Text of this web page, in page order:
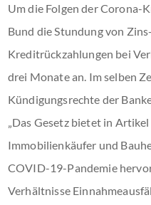
Um die Folgen der Corona-
Bund die Stundung von
Kreditrückzahlungen bei
drei Monate an. Im selben
Kündigungsrechte der
„Das Gesetz bietet in
Immobilienkäufer und
COVID-19-Pandemie
Verhältnisse